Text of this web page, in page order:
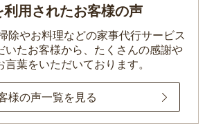
利用されたお客様の声
除やお料理などの家事代行サービス
たお客様から、 たくさんの感謝や
言葉をいただいております。
様の声一覧を見る